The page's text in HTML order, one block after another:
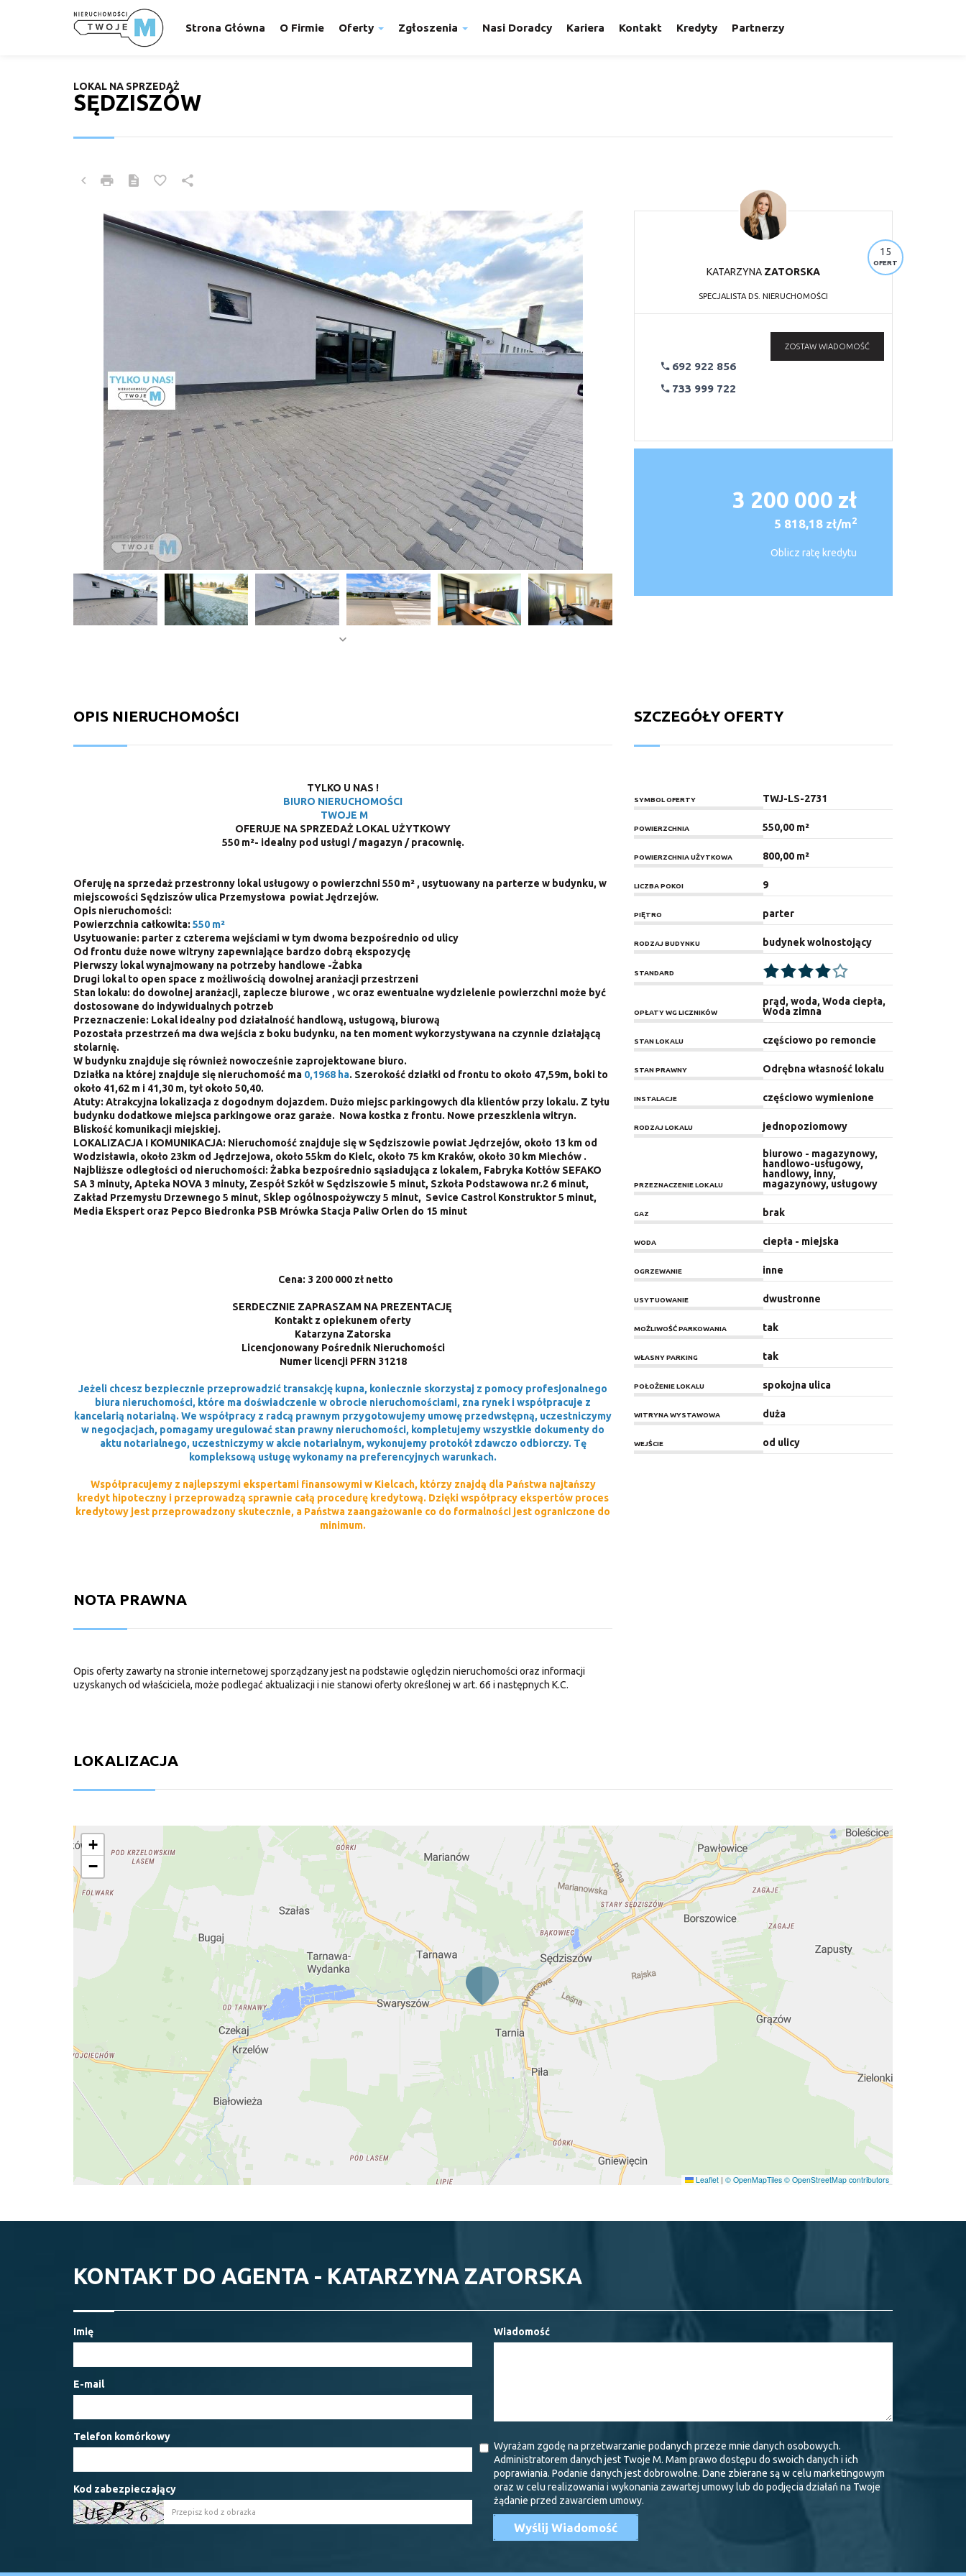
Strona Główna O Firmie Oferty Zgłoszenia Nasi Doradcy Kariera Kontakt Kredyty Partnerzy
SĘDZISZÓW
LOKAL NA SPRZEDAŻ
15
OFERT
KATARZYNA ZATORSKA
SPECJALISTA DS. NIERUCHOMOŚCI
692 922 856
733 999 722
ZOSTAW WIADOMOŚĆ
3 200 000 zł
5 818,18 zł/m2
Oblicz ratę kredytu
OPIS NIERUCHOMOŚCI
TYLKO U NAS !
BIURO NIERUCHOMOŚCI
TWOJE M
OFERUJE NA SPRZEDAŻ LOKAL UŻYTKOWY
550 m²- idealny pod usługi / magazyn / pracownię.
Oferuję na sprzedaż przestronny lokal usługowy o powierzchni 550 m² , usytuowany na parterze w budynku, w
miejscowości Sędziszów ulica Przemysłowa powiat Jędrzejów.
Opis nieruchomości:
Powierzchnia całkowita: 550 m²
Usytuowanie: parter z czterema wejściami w tym dwoma bezpośrednio od ulicy
Od frontu duże nowe witryny zapewniające bardzo dobrą ekspozycję
Pierwszy lokal wynajmowany na potrzeby handlowe -Żabka
Drugi lokal to open space z możliwością dowolnej aranżacji przestrzeni
Stan lokalu: do dowolnej aranżacji, zaplecze biurowe , wc oraz ewentualne wydzielenie powierzchni może być
dostosowane do indywidualnych potrzeb
Przeznaczenie: Lokal idealny pod działalność handlową, usługową, biurową
Pozostała przestrzeń ma dwa wejścia z boku budynku, na ten moment wykorzystywana na czynnie działającą
stolarnię.
W budynku znajduje się również nowocześnie zaprojektowane biuro.
Działka na której znajduje się nieruchomość ma 0,1968 ha. Szerokość działki od frontu to około 47,59m, boki to
około 41,62 m i 41,30 m, tył około 50,40.
Atuty: Atrakcyjna lokalizacja z dogodnym dojazdem. Dużo miejsc parkingowych dla klientów przy lokalu. Z tyłu
budynku dodatkowe miejsca parkingowe oraz garaże. Nowa kostka z frontu. Nowe przeszklenia witryn.
Bliskość komunikacji miejskiej.
LOKALIZACJA I KOMUNIKACJA: Nieruchomość znajduje się w Sędziszowie powiat Jędrzejów, około 13 km od
Wodzisławia, około 23km od Jędrzejowa, około 55km do Kielc, około 75 km Kraków, około 30 km Miechów .
Najbliższe odległości od nieruchomości: Żabka bezpośrednio sąsiadująca z lokalem, Fabryka Kotłów SEFAKO
SA 3 minuty, Apteka NOVA 3 minuty, Zespół Szkół w Sędziszowie 5 minut, Szkoła Podstawowa nr.2 6 minut,
Zakład Przemysłu Drzewnego 5 minut, Sklep ogólnospożywczy 5 minut, Sevice Castrol Konstruktor 5 minut,
Media Ekspert oraz Pepco Biedronka PSB Mrówka Stacja Paliw Orlen do 15 minut
Cena: 3 200 000 zł netto
SERDECZNIE ZAPRASZAM NA PREZENTACJĘ
Kontakt z opiekunem oferty
Katarzyna Zatorska
Licencjonowany Pośrednik Nieruchomości
Numer licencji PFRN 31218
Jeżeli chcesz bezpiecznie przeprowadzić transakcję kupna, koniecznie skorzystaj z pomocy profesjonalnego
biura nieruchomości, które ma doświadczenie w obrocie nieruchomościami, zna rynek i współpracuje z
kancelarią notarialną. We współpracy z radcą prawnym przygotowujemy umowę przedwstępną, uczestniczymy
w negocjacjach, pomagamy uregulować stan prawny nieruchomości, kompletujemy wszystkie dokumenty do
aktu notarialnego, uczestniczymy w akcie notarialnym, wykonujemy protokół zdawczo odbiorczy. Tę
kompleksową usługę wykonamy na preferencyjnych warunkach.
Współpracujemy z najlepszymi ekspertami finansowymi w Kielcach, którzy znajdą dla Państwa najtańszy
kredyt hipoteczny i przeprowadzą sprawnie całą procedurę kredytową. Dzięki współpracy ekspertów proces
kredytowy jest przeprowadzony skutecznie, a Państwa zaangażowanie co do formalności jest ograniczone do
minimum.
NOTA PRAWNA
Opis oferty zawarty na stronie internetowej sporządzany jest na podstawie oględzin nieruchomości oraz informacji
uzyskanych od właściciela, może podlegać aktualizacji i nie stanowi oferty określonej w art. 66 i następnych K.C.
SZCZEGÓŁY OFERTY
SYMBOL OFERTY TWJ-LS-2731
POWIERZCHNIA 550,00 m²
POWIERZCHNIA UŻYTKOWA 800,00 m²
LICZBA POKOI 9
PIĘTRO parter
RODZAJ BUDYNKU budynek wolnostojący
STANDARD
OPŁATY WG LICZNIKÓW
prąd, woda, Woda ciepła,
Woda zimna
STAN LOKALU częściowo po remoncie
STAN PRAWNY Odrębna własność lokalu
INSTALACJE częściowo wymienione
RODZAJ LOKALU jednopoziomowy
PRZEZNACZENIE LOKALU
biurowo - magazynowy,
handlowo-usługowy,
handlowy, inny,
magazynowy, usługowy
GAZ brak
WODA ciepła - miejska
OGRZEWANIE inne
USYTUOWANIE dwustronne
MOŻLIWOŚĆ PARKOWANIA tak
WŁASNY PARKING tak
POŁOŻENIE LOKALU spokojna ulica
WITRYNA WYSTAWOWA duża
WEJŚCIE od ulicy
LOKALIZACJA
+
−
Leaflet | © OpenMapTiles © OpenStreetMap contributors
KONTAKT DO AGENTA - KATARZYNA ZATORSKA
Imię
E-mail
Telefon komórkowy
Kod zabezpieczający
Wiadomość
Wyrażam zgodę na przetwarzanie podanych przeze mnie danych osobowych.
Administratorem danych jest Twoje M. Mam prawo dostępu do swoich danych i ich
poprawiania. Podanie danych jest dobrowolne. Dane zbierane są w celu marketingowym
oraz w celu realizowania i wykonania zawartej umowy lub do podjęcia działań na Twoje
żądanie przed zawarciem umowy.